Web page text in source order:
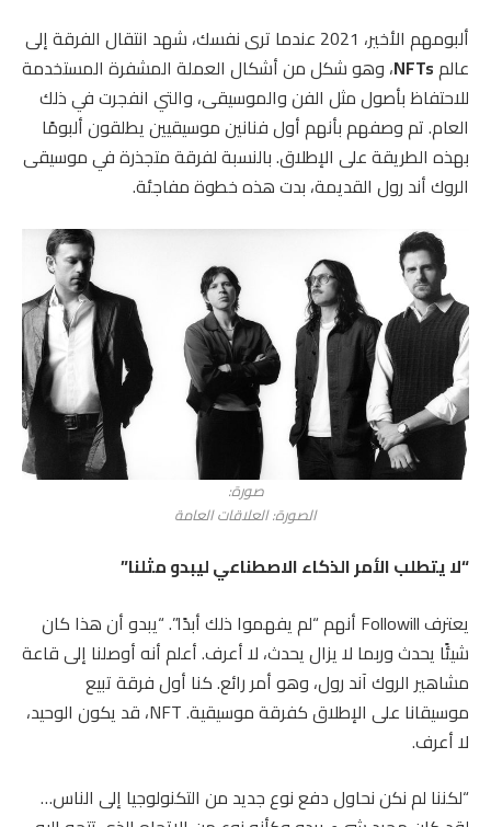
ألبومهم الأخير، 2021 عندما ترى نفسك، شهد انتقال الفرقة إلى
عالمNFTs، وهو شكل من أشكال العملة المشفرة المستخدمة
للاحتفاظ بأصول مثل الفن والموسيقى، والتي انفجرت في ذلك
العام. تم وصفهم بأنهم أول فنانين موسيقيين يطلقون ألبومًا
بهذه الطريقة على الإطلاق. بالنسبة لفرقة متجذرة في موسيقى
الروك أند رول القديمة، بدت هذه خطوة مفاجئة.
صورة:
الصورة: العلاقات العامة
“لا يتطلب الأمر الذكاء الاصطناعي ليبدو مثلنا”
يعترف Followill أنهم “لم يفهموا ذلك أبدًا”. “يبدو أن هذا كان
شيئًا يحدث وربما لا يزال يحدث، لا أعرف. أعلم أنه أوصلنا إلى قاعة
مشاهير الروك آند رول، وهو أمر رائع. كنا أول فرقة تبيع
موسيقانا على الإطلاق كفرقة موسيقية. NFT، قد يكون الوحيد،
لا أعرف.
“لكننا لم نكن نحاول دفع نوع جديد من التكنولوجيا إلى الناس…